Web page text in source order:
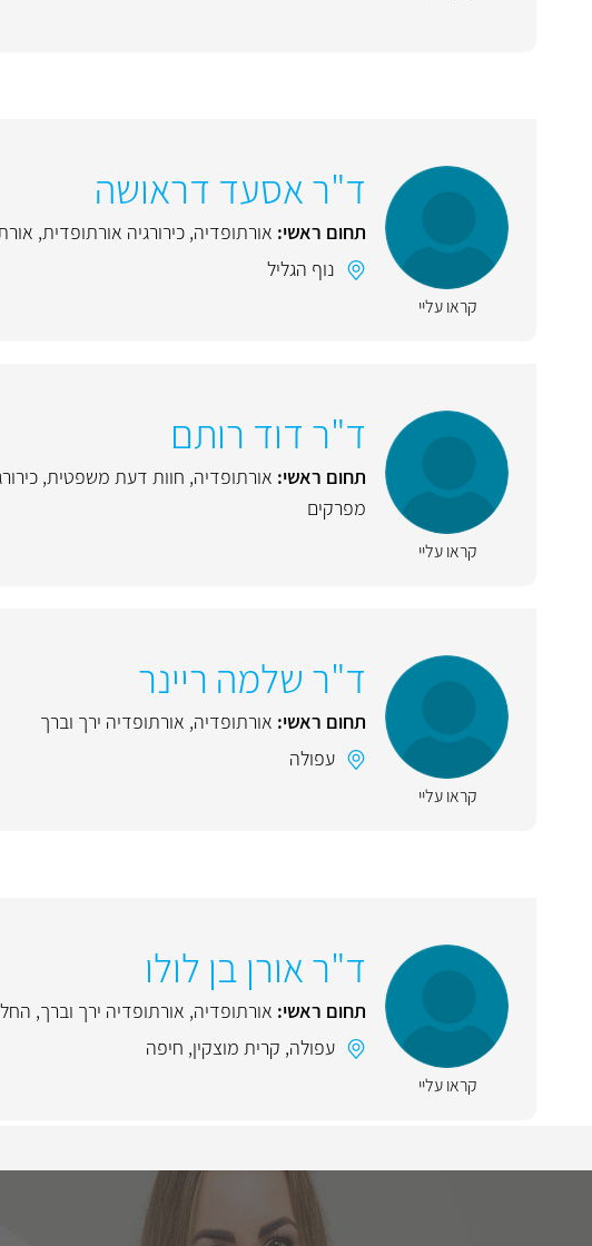
קראו עליי
ד"ר אסעד דראושה
תחום ראשי: אורתופדיה, כירורגיה אורתופדית,
נוף הגליל
קראו עליי
ד"ר דוד רותם
תחום ראשי: אורתופדיה, חוות דעת משפטית,
מפרקים
קראו עליי
ד"ר שלמה ריינר
תחום ראשי: אורתופדיה, אורתופדיה ירך וברך
עפולה
קראו עליי
ד"ר אורן בן לולו
תחום ראשי: אורתופדיה, אורתופדיה ירך וברך,
עפולה, קרית מוצקין, חיפה